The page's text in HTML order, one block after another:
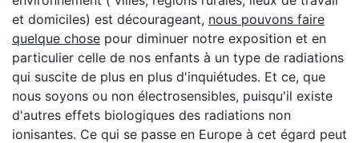
et domiciles) est décourageant, nous pouvons faire
quelque chose pour diminuer notre exposition et en
particulier celle de nos enfants à un type de radiations
qui suscite de plus en plus d'inquiétudes. Et ce, que
nous soyons ou non électrosensibles, puisqu'il existe
d'autres effets biologiques des radiations non
ionisantes. Ce qui se passe en Europe à cet égard peut